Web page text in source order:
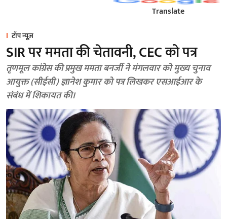
Translate
टॉप न्यूज़
SIR पर ममता की चेतावनी, CEC को पत्र
तृणमूल कांग्रेस की प्रमुख ममता बनर्जी ने मंगलवार को मुख्य चुनाव
आयुक्त (सीईसी) ज्ञानेश कुमार को पत्र लिखकर एसआईआर के
संबंध में शिकायत की।